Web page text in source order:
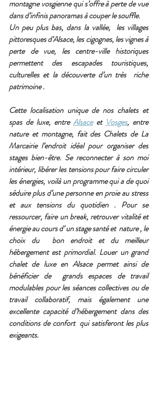
montagne vosgienne qui s’offre à perte de vue
dans d’infinis panoramas à couper le souffle.
Un peu plus bas, dans la vallée,  les villages
pittoresques d’Alsace, les cigognes, les vignes à
perte de vue, les centre-ville historiques
permettent des escapades touristiques,
culturelles et la découverte d’un très  riche
patrimoine .
Cette localisation unique de nos chalets et
spas de luxe, entre Alsace et Vosges, entre
nature et montagne, fait des Chalets de La
Marcairie l’endroit idéal pour organiser des
stages bien-être. Se reconnecter à son moi
intérieur, libérer les tensions pour faire circuler
les énergies, voilà un programme qui a de quoi
séduire plus d’une personne en proie au stress
et aux tensions du quotidien . Pour se
ressourcer, faire un break, retrouver vitalité et
énergie au cours d’ un stage santé et  nature , le
choix du  bon endroit et du meilleur
hébergement est primordial. Louer un grand
chalet de luxe en Alsace permet ainsi de
bénéficier de  grands espaces de travail
modulables pour les séances collectives ou de
travail collaboratif, mais également une
excellente capacité d’hébergement dans des
conditions de confort  qui satisferont les plus
exigeants.